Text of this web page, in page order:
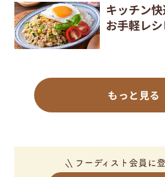
キッチン
お手軽レ
もっと見る